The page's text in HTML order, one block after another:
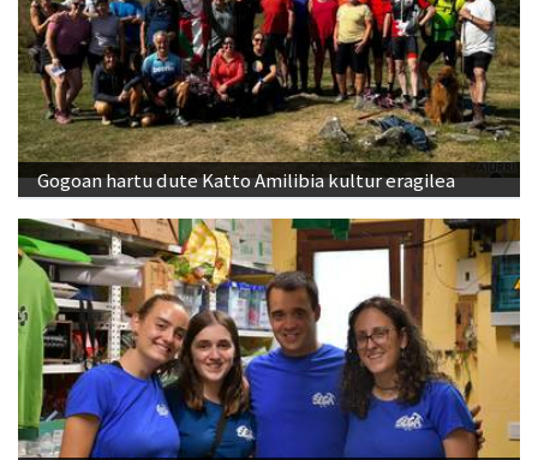
Gogoan hartu dute Katto Amilibia kultur eragilea